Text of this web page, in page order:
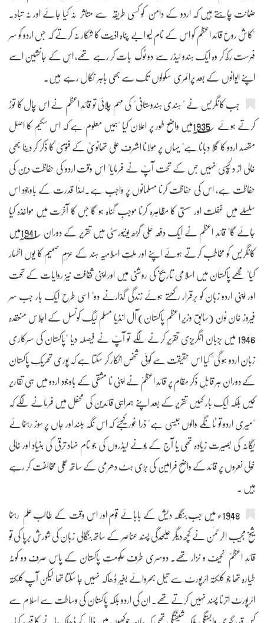
ضمانت چاہتے ہیں کہ اردو کے دامن کو کسی طریقہ سے متاثر نہ کیا جائے اور نہ تباہ۔
"کاش روح قائد اعظم کو اس کے نام لیو ابے پناہ اذیت کا شکار نہ کرتے کہ جس اردو کو سر
فہرست رکھ کر وہ ایک ہندو لیڈر سے دو ٹوک بات کر رہے تھے، اس کے جانشین اسے
اپنے ایوانوں کے بعد پرائمری سکولوں تک سے بھی باہر نکال رہے ہیں۔
جب کانگریس نے " ہندی ہندوستانی" کی مہم چلائی تو قائدِ اعظم نے اس چال کا توڑ
کرتے ہوئے 1935؁میں واضح طور پر اعلان کیا "ہمیں معلوم ہے کہ اس سکیم کا اصل
مقصد اردو کا گلا دبانا ہے" یہاں پر مولانا اشرف علی تھانویؒ کے فتویٰ کا ذکر کر دینا بھی
خالی از دلچسپی نہیں جس کے تحت آپؒ نے فرمایا" اس وقت اردو کی حفاظت دین کی
حفاظت ہے، اس کی حفاظت کرنا مسلمانوں پر واجب ہے۔لہٰذا قدرت کے باوجود اس
سلسلے میں غفلت اور سستی کا مظاہرہ کرنا موجبِ گناہ ہو گا جس کا آخرت میں مواخذہ کیا
جائے گا" قائدِ اعظم نے ایک دفعہ علی گڑھ یونیورسٹی میں تقریر کے دوران 1941؁میں
کانگریس کو مخاطب کرتے ہوئے اپنے اور ملّتِ اسلامیہ ہند کے عزمِ صمیم کا یوں اظہار
کیا" مجھے پاکستان میں اسلامی تاریخ کی روشنی میں اور اپنی ثقافت نیز روایات کے تحت
اور اپنی اردو زبان کو برقرار رکھتے ہوئے زندگی گذارنے دو" اسی طرح ایک بار جب سر
فیروز خان نون (سابق وزیر اعظم پاکستان) آل انڈیا مسلم لیگ کونسل کے اجلاس منعقدہ
1946 میں بزبان انگریزی تقریر کرنے لگے تو آپؒ نے فیصلہ دیا "پاکستان کی سرکاری
زبان اردو ہو گی" کیا اس حقیقت سے کوئی شخص انکار کر سکتا ہے کہ پوری تحریکِ پاکستان
کے دوران ہر قابلِ ذکر مقام پر قائدِ اعظمؒ نے اپنی نا مشقی کے باوجود اردو میں ہی تقاریر
کیں بلکہ ایک بار کہیں تقریر کے بعد اپنے ہمراہی قائدین کی محفل میں فرمانے لگے کہ
"میری اردو تو ٹانگے والوں جیسی ہے" ذرا غور کیجئے کہ اس نگہ بلند اور جاں پر سوز رہنمائے
یگانہ کی بصیرت زیادہ تھی یا آج کے بونے لیڈروں کی جو نام نہاد ترقی کی بنیاد اور خالی
خولی نعروں پر قائد کے واضح فرامین کی بڑی ہٹ دھرمی کے ساتھ عملی مخالفت کر رہے
ہیں ۔
1948ء میں جب بنگلہ دیش کے بابائے قوم اور اس وقت کے طالب علم رہنما
شیخ مجیب الرحمٰن نے کچھ دیگر علیحدگی پسند عناصر کے ساتھ بنگالی زبان کی شورش برپا کی تو
قائدِ اعظمؒ نحیف و نزار تھے۔ دوسری طرف حکومتِ پاکستان کے پاس صرف دو کوٹہ
طیارہ تھا جو کلکتہ ائرپورٹ سے تیل بھروائے بغیر ڈھاکہ نہیں جا سکتا تھا لیکن آپ کلکتہ
ائرپورٹ اترنا پسند نہیں کرتے تھے۔ ان کی اردو بلکہ پاکستان کی وساطت سے اسلام سے